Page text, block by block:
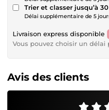
Trier et classer jusqu’à
Délai supplémentaire de 5
Livraison express disponible
Vous pouvez choisir un
Avis des clients